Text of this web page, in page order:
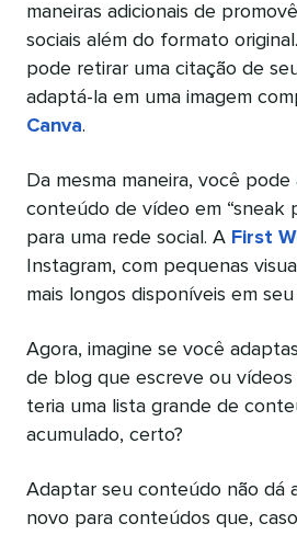
maneiras adicionais de
sociais além do formato
pode retirar uma citação de
adaptá-la em uma imagem
Canva.
Da mesma maneira, você
conteúdo de vídeo em “sneak
para uma rede social. A First
Instagram, com pequenas
mais longos disponíveis em
Agora, imagine se você
de blog que escreve ou
teria uma lista grande de
acumulado, certo?
Adaptar seu conteúdo não dá
novo para conteúdos que,